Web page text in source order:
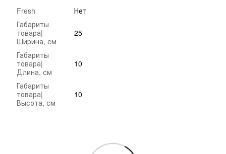
Fresh
Нет
Габариты
товара|
Ширина, см
25
Габариты
товара|
Длина, см
10
Габариты
товара|
Высота, см
10